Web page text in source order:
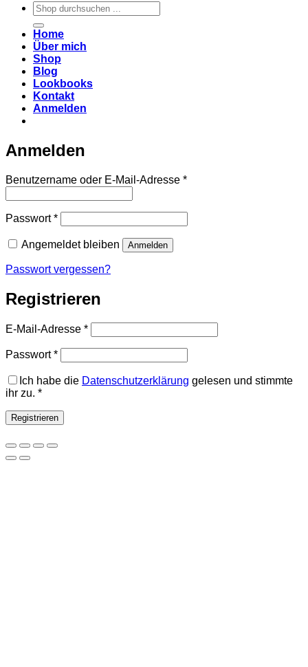
Suchen
nach:
Home
Über mich
Shop
Blog
Lookbooks
Kontakt
Anmelden
Anmelden
Benutzername oder E-Mail-Adresse *Erforderlich
Passwort*Erforderlich
Angemeldet bleiben Anmelden
Passwort vergessen?
Registrieren
E-Mail-Adresse *Erforderlich
Passwort*Erforderlich
Ich habe die Datenschutzerklärung gelesen und stimmte
ihr zu. *
Registrieren